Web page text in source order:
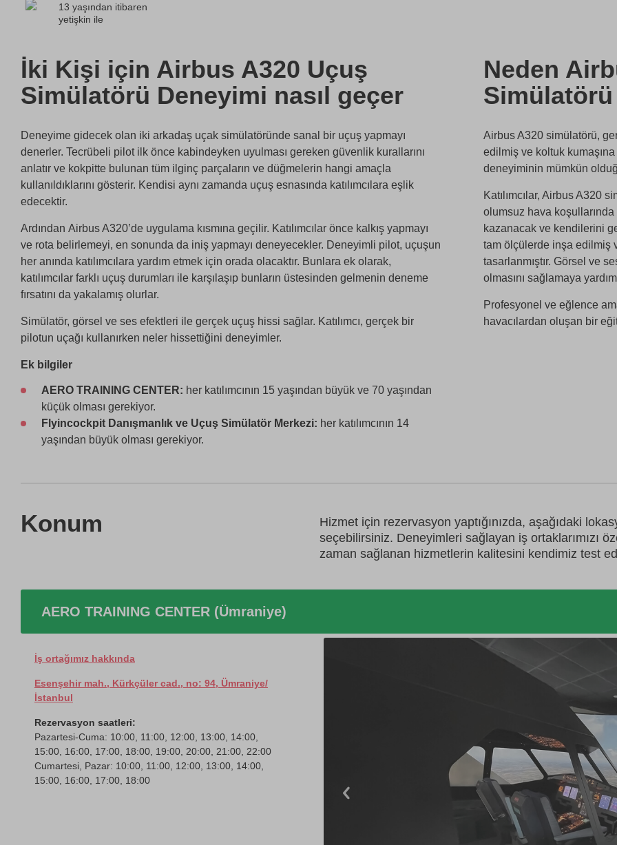
13 yaşından itibaren
yetişkin ile
İki Kişi için Airbus A320 Uçuş
Simülatörü Deneyimi nasıl geçer
Deneyime gidecek olan iki arkadaş uçak simülatöründe sanal bir uçuş yapmayı
denerler. Tecrübeli pilot ilk önce kabindeyken uyulması gereken güvenlik kurallarını
anlatır ve kokpitte bulunan tüm ilginç parçaların ve düğmelerin hangi amaçla
kullanıldıklarını gösterir. Kendisi aynı zamanda uçuş esnasında katılımcılara eşlik
edecektir.
Ardından Airbus A320’de uygulama kısmına geçilir. Katılımcılar önce kalkış yapmayı
ve rota belirlemeyi, en sonunda da iniş yapmayı deneyecekler. Deneyimli pilot, uçuşun
her anında katılımcılara yardım etmek için orada olacaktır. Bunlara ek olarak,
katılımcılar farklı uçuş durumları ile karşılaşıp bunların üstesinden gelmenin deneme
fırsatını da yakalamış olurlar.
Simülatör, görsel ve ses efektleri ile gerçek uçuş hissi sağlar. Katılımcı, gerçek bir
pilotun uçağı kullanırken neler hissettiğini deneyimler.
Ek bilgiler
AERO TRAINING CENTER: her katılımcının 15 yaşından büyük ve 70 yaşından
küçük olması gerekiyor.
Flyincockpit Danışmanlık ve Uçuş Simülatör Merkezi: her katılımcının 14
yaşından büyük olması gerekiyor.
Neden
Airbus A320 simülatörü,
edilmiş ve koltuk
deneyiminin mümkün
Katılımcılar, Airbus A320
olumsuz hava
kazanacak ve kendilerini
tam ölçülerde inşa edilmiş
tasarlanmıştır. Görsel ve
olmasını sağlamaya
Profesyonel ve eğlence
havacılardan oluşan bir
Konum
Hizmet için rezervasyon yaptığınızda, aşağıdaki
seçebilirsiniz. Deneyimleri sağlayan iş ortaklarımızı
zaman sağlanan hizmetlerin kalitesini kendimiz test
AERO TRAINING CENTER (Ümraniye)
İş ortağımız hakkında
Esenşehir mah., Kürkçüler cad., no: 94, Ümraniye/
İstanbul
Rezervasyon saatleri:
Pazartesi-Cuma: 10:00, 11:00, 12:00, 13:00, 14:00,
15:00, 16:00, 17:00, 18:00, 19:00, 20:00, 21:00, 22:00
Cumartesi, Pazar: 10:00, 11:00, 12:00, 13:00, 14:00,
15:00, 16:00, 17:00, 18:00